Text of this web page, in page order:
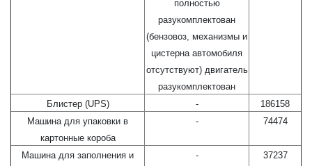
полностью
разукомплектован
(бензовоз, механизмы и
цистерна автомобиля
отсутствуют) двигатель
разукомплектован
Блистер (UPS) -
186158
Машина для упаковки в
картонные короба
- 74474
Машина для заполнения и
- 37237